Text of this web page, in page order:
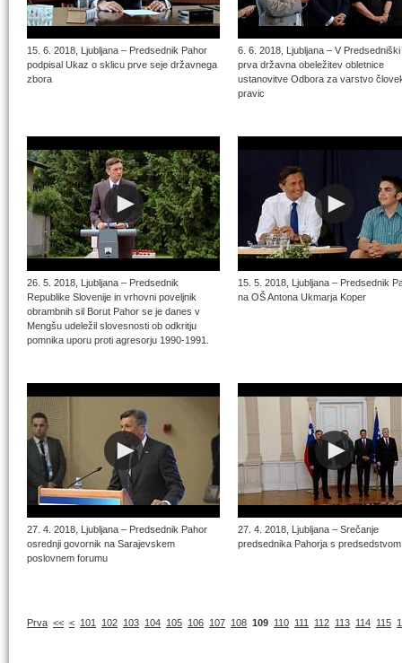
15. 6. 2018, Ljubljana – Predsednik Pahor
podpisal Ukaz o sklicu prve seje državnega
zbora
6. 6. 2018, Ljubljana – V
prva državna obeležitev obletnice
ustanovitve Odbora za varstvo
pravic
26. 5. 2018, Ljubljana – Predsednik
Republike Slovenije in vrhovni poveljnik
obrambnih sil Borut Pahor se je danes v
Mengšu udeležil slovesnosti ob odkritju
pomnika uporu proti agresorju 1990-1991.
15. 5. 2018, Ljubljana – Predsednik
na OŠ Antona Ukmarja Koper
27. 4. 2018, Ljubljana – Predsednik Pahor
osrednji govornik na Sarajevskem
poslovnem forumu
27. 4. 2018, Ljubljana – Srečanje
predsednika Pahorja s
Prva << < 101 102 103 104 105 106 107 108 109 110 111 112 113 114 115